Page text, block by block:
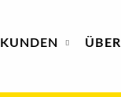
KUNDEN ÜBER